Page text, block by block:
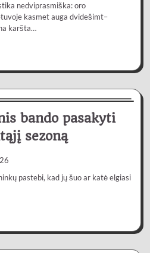
nedviprasmiška: oro
kasmet auga dvidešimt–
karšta…
bando pasakyti
sezoną
pastebi, kad jų šuo ar katė elgiasi